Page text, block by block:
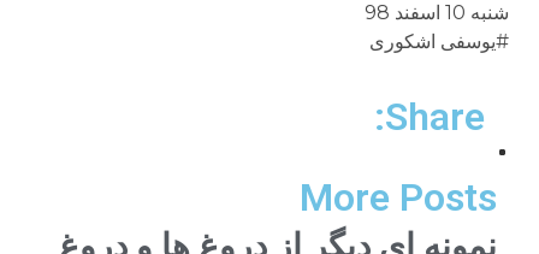
شنبه 10 اسفند 98
#یوسفی اشکوری
Share:
More Posts